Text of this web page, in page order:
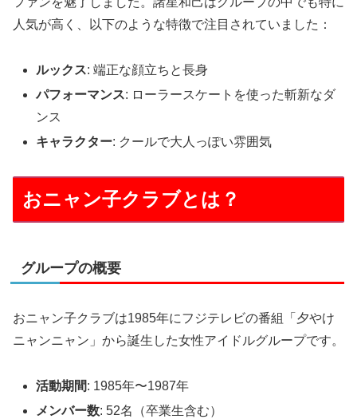
人気が高く、以下のような特徴で注目されていました：
ルックス: 端正な顔立ちと長身
パフォーマンス: ローラースケートを使った斬新なダ
ンス
キャラクター: クールで大人っぽい雰囲気
おニャン子クラブとは？
グループの概要
おニャン子クラブは1985年にフジテレビの番組「夕やけ
ニャンニャン」から誕生した女性アイドルグループです。
活動期間: 1985年〜1987年
メンバー数: 52名（卒業生含む）